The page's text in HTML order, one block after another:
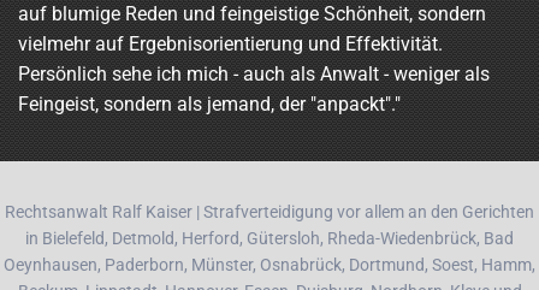
auf blumige Reden und feingeistige Schönheit, sondern
vielmehr auf Ergebnisorientierung und Effektivität.
Persönlich sehe ich mich - auch als Anwalt - weniger als
Feingeist, sondern als jemand, der "anpackt"."
Rechtsanwalt Ralf Kaiser | Strafverteidigung vor allem an den Gerichten
in Bielefeld, Detmold, Herford, Gütersloh, Rheda-Wiedenbrück, Bad
Oeynhausen, Paderborn, Münster, Osnabrück, Dortmund, Soest, Hamm,